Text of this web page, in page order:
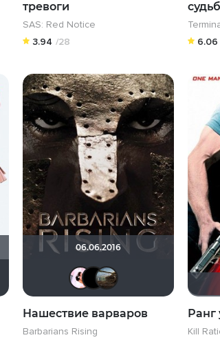
тревоги
SAS: Red Notice
3.94 /28
6.06
06.06.2016
Нашествие варваров
Barbarians Rising
Ранг
Kill